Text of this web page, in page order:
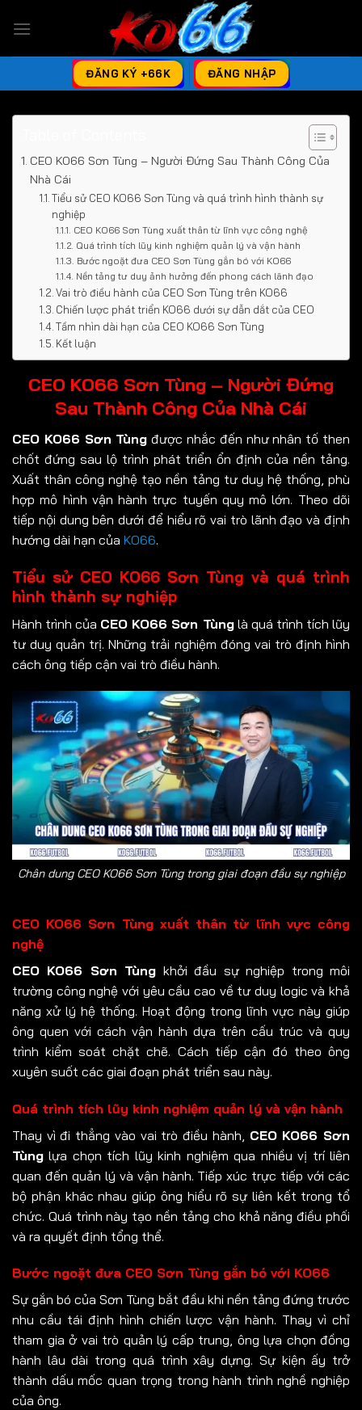
đến
ĐĂNG KÝ +66K ĐĂNG NHẬP
CEO KO66 Sơn Tùng – Người Đứng Sau Thành Công Của
Nhà Cái
Tiểu sử CEO KO66 Sơn Tùng và quá trình hình thành sự
nghiệp
CEO KO66 Sơn Tùng xuất thân từ lĩnh vực công nghệ
Quá trình tích lũy kinh nghiệm quản lý và vận hành
Bước ngoặt đưa CEO Sơn Tùng gắn bó với KO66
Nền tảng tư duy ảnh hưởng đến phong cách lãnh đạo
Vai trò điều hành của CEO Sơn Tùng trên KO66
Chiến lược phát triển KO66 dưới sự dẫn dắt của CEO
Tầm nhìn dài hạn của CEO KO66 Sơn Tùng
Kết luận
CEO KO66 Sơn Tùng – Người Đứng
Sau Thành Công Của Nhà Cái
CEO KO66 Sơn Tùng được nhắc đến như nhân tố then
chốt đứng sau lộ trình phát triển ổn định của nền tảng.
Xuất thân công nghệ tạo nền tảng tư duy hệ thống, phù
hợp mô hình vận hành trực tuyến quy mô lớn. Theo dõi
tiếp nội dung bên dưới để hiểu rõ vai trò lãnh đạo và định
hướng dài hạn của KO66.
Tiểu sử CEO KO66 Sơn Tùng và quá trình
hình thành sự nghiệp
Hành trình của CEO KO66 Sơn Tùnglà quá trình tích lũy
tư duy quản trị. Những trải nghiệm đóng vai trò định hình
cách ông tiếp cận vai trò điều hành.
Chân dung CEO KO66 Sơn Tùng trong giai đoạn đầu sự nghiệp
CEO KO66 Sơn Tùng xuất thân từ lĩnh vực công
nghệ
CEO KO66 Sơn Tùng khởi đầu sự nghiệp trong môi
trường công nghệ với yêu cầu cao về tư duy logic và khả
năng xử lý hệ thống. Hoạt động trong lĩnh vực này giúp
ông quen với cách vận hành dựa trên cấu trúc và quy
trình kiểm soát chặt chẽ. Cách tiếp cận đó theo ông
xuyên suốt các giai đoạn phát triển sau này.
Quá trình tích lũy kinh nghiệm quản lý và vận hành
Thay vì đi thẳng vào vai trò điều hành, CEO KO66 Sơn
Tùng lựa chọn tích lũy kinh nghiệm qua nhiều vị trí liên
quan đến quản lý và vận hành. Tiếp xúc trực tiếp với các
bộ phận khác nhau giúp ông hiểu rõ sự liên kết trong tổ
chức. Quá trình này tạo nền tảng cho khả năng điều phối
và ra quyết định tổng thể.
Bước ngoặt đưa CEO Sơn Tùng gắn bó với KO66
Sự gắn bó của Sơn Tùng bắt đầu khi nền tảng đứng trước
nhu cầu tái định hình chiến lược vận hành. Thay vì chỉ
tham gia ở vai trò quản lý cấp trung, ông lựa chọn đồng
hành lâu dài trong quá trình xây dựng. Sự kiện ấy trở
thành dấu mốc quan trọng trong hành trình nghề nghiệp
của ông.